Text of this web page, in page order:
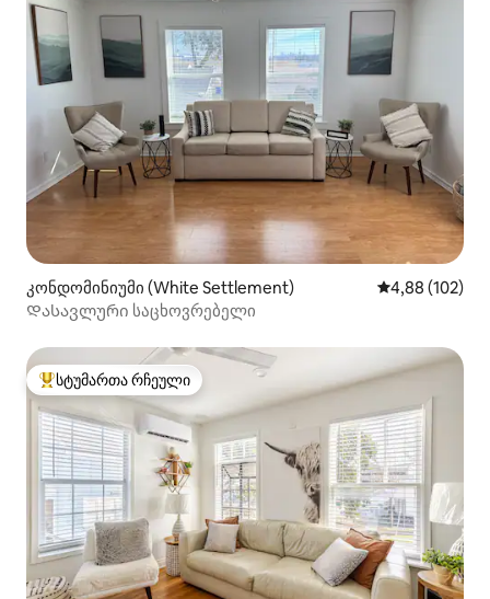
კონდომინიუმი (White Settlement) საშუალო
4,88 (102)
Დასავლური საცხოვრებელი
სტუმართა რჩეული მოწინავე ვარიანტი
სტუმართა რჩეული